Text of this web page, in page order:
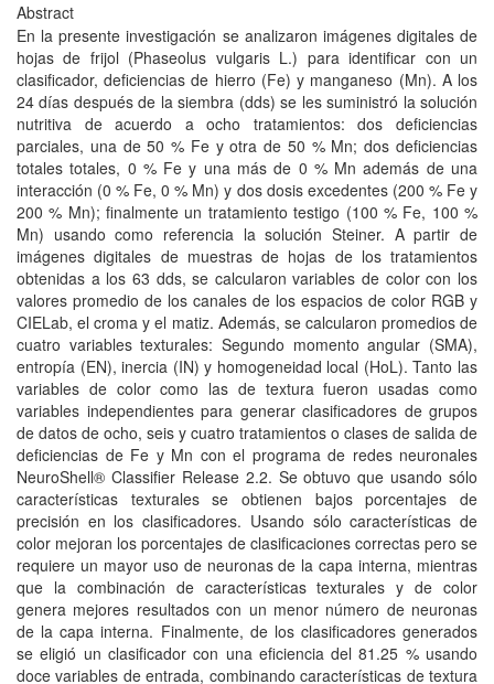
Abstract
En la presente investigación se analizaron imágenes digitales de
hojas de frijol (Phaseolus vulgaris L.) para identificar con un
clasificador, deficiencias de hierro (Fe) y manganeso (Mn). A los
24 días después de la siembra (dds) se les suministró la solución
nutritiva de acuerdo a ocho tratamientos: dos deficiencias
parciales, una de 50 % Fe y otra de 50 % Mn; dos deficiencias
totales totales, 0 % Fe y una más de 0 % Mn además de una
interacción (0 % Fe, 0 % Mn) y dos dosis excedentes (200 % Fe y
200 % Mn); finalmente un tratamiento testigo (100 % Fe, 100 %
Mn) usando como referencia la solución Steiner. A partir de
imágenes digitales de muestras de hojas de los tratamientos
obtenidas a los 63 dds, se calcularon variables de color con los
valores promedio de los canales de los espacios de color RGB y
CIELab, el croma y el matiz. Además, se calcularon promedios de
cuatro variables texturales: Segundo momento angular (SMA),
entropía (EN), inercia (IN) y homogeneidad local (HoL). Tanto las
variables de color como las de textura fueron usadas como
variables independientes para generar clasificadores de grupos
de datos de ocho, seis y cuatro tratamientos o clases de salida de
deficiencias de Fe y Mn con el programa de redes neuronales
NeuroShell® Classifier Release 2.2. Se obtuvo que usando sólo
características texturales se obtienen bajos porcentajes de
precisión en los clasificadores. Usando sólo características de
color mejoran los porcentajes de clasificaciones correctas pero se
requiere un mayor uso de neuronas de la capa interna, mientras
que la combinación de características texturales y de color
genera mejores resultados con un menor número de neuronas
de la capa interna. Finalmente, de los clasificadores generados
se eligió un clasificador con una eficiencia del 81.25 % usando
doce variables de entrada, combinando características de textura